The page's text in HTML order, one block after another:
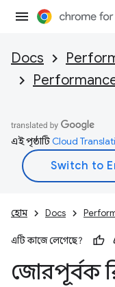
Docs
এই পৃষ্ঠাটিCloud
হোম Docs
এটি কাজে লেগেছে?
জোরপূর্বক